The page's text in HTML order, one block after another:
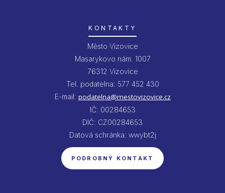
KONTAKTY
Město Vizovice
Masarykovo nám. 1007
76312 Vizovice
Tel. podatelna: 577 452 430
E-mail: podatelna@mestovizovice.cz
IČ: 00284653
DIČ: CZ00284653
Datová schránka: wwybt2j
PODROBNÝ KONTAKT